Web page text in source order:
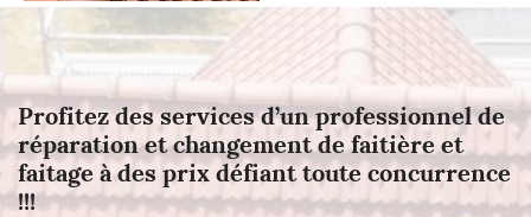
Profitez des services d’un professionnel de
réparation et changement de faitière et
faitage à des prix défiant toute concurrence
!!!